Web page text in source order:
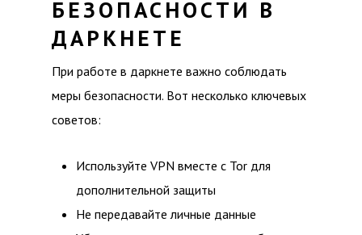
БЕЗОПАСНОСТИ В
ДАРКНЕТЕ
При работе в даркнете важно соблюдать
меры безопасности. Вот несколько ключевых
советов:
Используйте VPN вместе с Tor для
дополнительной защиты
Не передавайте личные данные